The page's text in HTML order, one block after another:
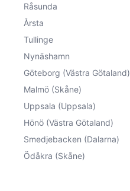
Råsunda
Årsta
Tullinge
Nynäshamn
Göteborg (Västra Götaland)
Malmö (Skåne)
Uppsala (Uppsala)
Hönö (Västra Götaland)
Smedjebacken (Dalarna)
Ödåkra (Skåne)